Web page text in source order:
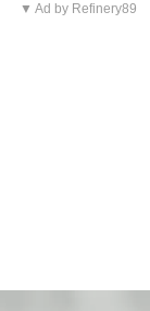
▼ Ad by Refinery89